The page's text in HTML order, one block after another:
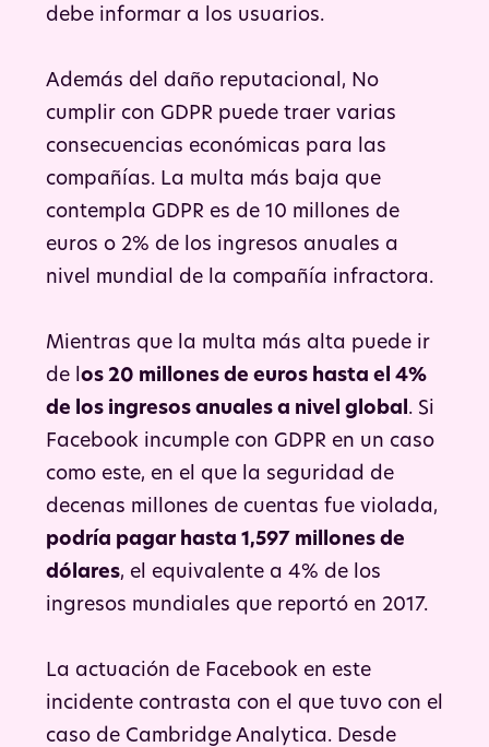
debe informar a los usuarios.
Además del daño reputacional, No
cumplir con GDPR puede traer varias
consecuencias económicas para las
compañías. La multa más baja que
contempla GDPR es de 10 millones de
euros o 2% de los ingresos anuales a
nivel mundial de la compañía infractora.
Mientras que la multa más alta puede ir
de l os 20 millones de euros hasta el 4%
de los ingresos anuales a nivel global . Si
Facebook incumple con GDPR en un caso
como este, en el que la seguridad de
decenas millones de cuentas fue violada,
podría pagar hasta 1,597 millones de
dólares, el equivalente a 4% de los
ingresos mundiales que reportó en 2017.
La actuación de Facebook en este
incidente contrasta con el que tuvo con el
caso de Cambridge Analytica. Desde